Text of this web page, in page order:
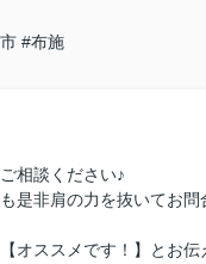
#布施
相談ください♪
是非肩の力を抜いてお
オススメです！】とお伝